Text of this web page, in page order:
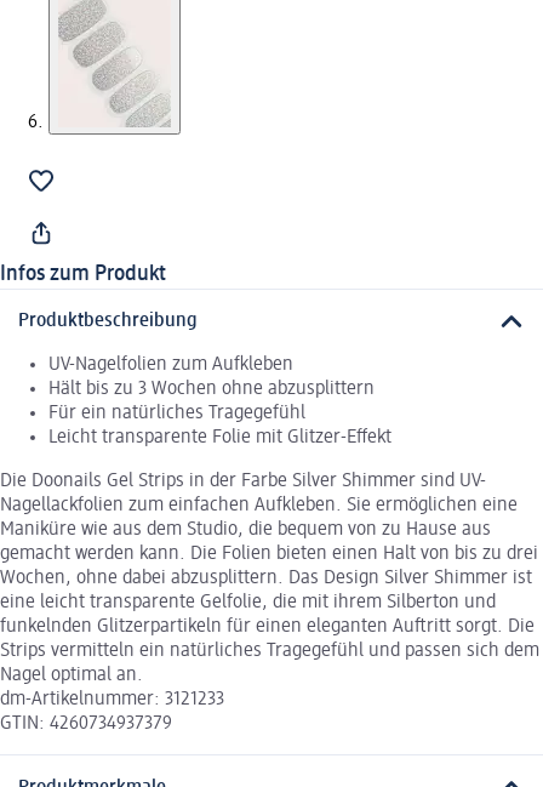
Infos zum Produkt
Produktbeschreibung
UV-Nagelfolien zum Aufkleben
Hält bis zu 3 Wochen ohne abzusplittern
Für ein natürliches Tragegefühl
Leicht transparente Folie mit Glitzer-Effekt
Die Doonails Gel Strips in der Farbe Silver Shimmer sind UV-
Nagellackfolien zum einfachen Aufkleben. Sie ermöglichen eine
Maniküre wie aus dem Studio, die bequem von zu Hause aus
gemacht werden kann. Die Folien bieten einen Halt von bis zu drei
Wochen, ohne dabei abzusplittern. Das Design Silver Shimmer ist
eine leicht transparente Gelfolie, die mit ihrem Silberton und
funkelnden Glitzerpartikeln für einen eleganten Auftritt sorgt. Die
Strips vermitteln ein natürliches Tragegefühl und passen sich dem
Nagel optimal an.
dm-Artikelnummer: 3121233
GTIN: 4260734937379